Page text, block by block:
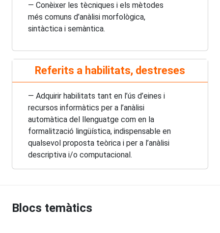
— Conèixer les tècniques i els mètodes
més comuns d’anàlisi morfològica,
sintàctica i semàntica.
Referits a habilitats, destreses
— Adquirir habilitats tant en l’ús d’eines i
recursos informàtics per a l’anàlisi
automàtica del llenguatge com en la
formalització lingüística, indispensable en
qualsevol proposta teòrica i per a l’anàlisi
descriptiva i/o computacional.
Blocs temàtics